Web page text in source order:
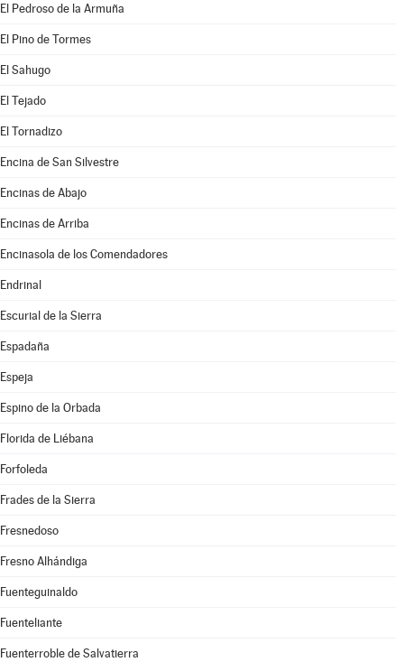
El Pedroso de la Armuña
El Pino de Tormes
El Sahugo
El Tejado
El Tornadizo
Encina de San Silvestre
Encinas de Abajo
Encinas de Arriba
Encinasola de los Comendadores
Endrinal
Escurial de la Sierra
Espadaña
Espeja
Espino de la Orbada
Florida de Liébana
Forfoleda
Frades de la Sierra
Fresnedoso
Fresno Alhándiga
Fuenteguinaldo
Fuenteliante
Fuenterroble de Salvatierra